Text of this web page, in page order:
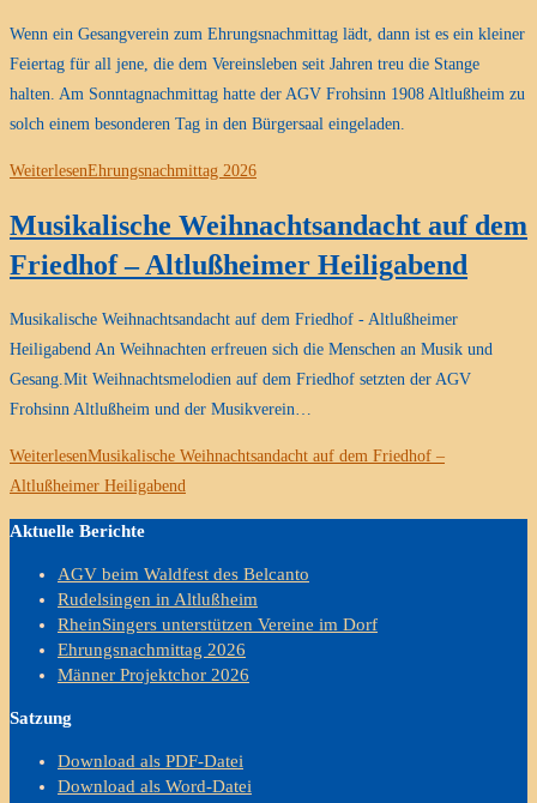
Wenn ein Gesangverein zum Ehrungsnachmittag lädt, dann ist es ein kleiner
Feiertag für all jene, die dem Vereinsleben seit Jahren treu die Stange
halten. Am Sonntagnachmittag hatte der AGV Frohsinn 1908 Altlußheim zu
solch einem besonderen Tag in den Bürgersaal eingeladen.
WeiterlesenEhrungsnachmittag 2026
Musikalische Weihnachtsandacht auf dem
Friedhof – Altlußheimer Heiligabend
Musikalische Weihnachtsandacht auf dem Friedhof - Altlußheimer
Heiligabend An Weihnachten erfreuen sich die Menschen an Musik und
Gesang.Mit Weihnachtsmelodien auf dem Friedhof setzten der AGV
Frohsinn Altlußheim und der Musikverein…
WeiterlesenMusikalische Weihnachtsandacht auf dem Friedhof –
Altlußheimer Heiligabend
Aktuelle Berichte
AGV beim Waldfest des Belcanto
Rudelsingen in Altlußheim
RheinSingers unterstützen Vereine im Dorf
Ehrungsnachmittag 2026
Männer Projektchor 2026
Satzung
Download als PDF-Datei
Download als Word-Datei